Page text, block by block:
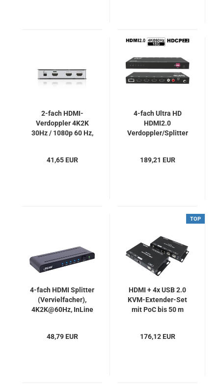
2-fach HDMI-
Verdoppler 4K2K
30Hz / 1080p 60 Hz,
41,65 EUR
4-fach Ultra HD
HDMI2.0
Verdoppler/Splitter
Embedding, U.T.E.
189,21 EUR
4-fach HDMI Splitter
(Vervielfacher),
4K2K@60Hz, InLine
48,79 EUR
TOP
HDMI + 4x USB 2.0
KVM-Extender-Set
mit PoC bis 50 m
SX-EX46B
176,12 EUR